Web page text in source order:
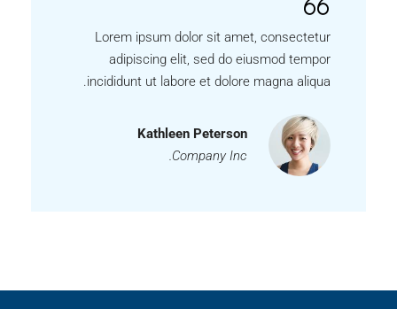
Lorem ipsum dolor sit amet, consectetur
adipiscing elit, sed do eiusmod tempor
incididunt ut labore et dolore magna aliqua.
Kathleen Peterson
Company Inc.